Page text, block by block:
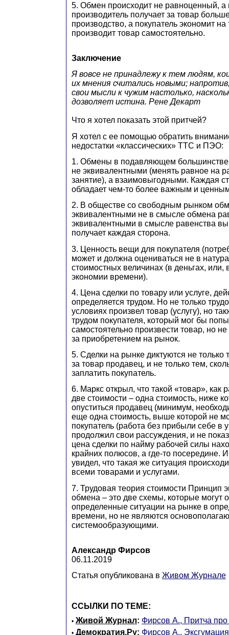
5. Обмен происходит не равноценный,
производитель получает за товар
производство, а покупатель экономит на
производит товар самостоятельно.
Заключение
Я вовсе не принадлежу к тем людям,
их мнения считались новыми;
свои мысли к чужим настолько,
дозволяет истина. Рене Декарт
Что я хотел показать этой притчей?
Я хотел с ее помощью обратить
недостатки «классических» ТТС и ПЭО:
1. Обмены в подавляющем большинстве
не эквивалентными (менять равное на
занятие), а взаимовыгодными. Каждая
обладает чем-то более важным и
2. В обществе со свободным рынком
эквивалентными не в смысле обмена
эквивалентными в смысле равенства
получает каждая сторона.
3. Ценность вещи для покупателя
может и должна оцениваться не в
стоимостных величинах (в деньгах, или,
экономии времени).
4. Цена сделки по товару или услуге,
определяется трудом. Но не только
условиях произвел товар (услугу), но
трудом покупателя, который мог бы
самостоятельно произвести товар, но не
за приобретением на рынок.
5. Сделки на рынке диктуются не только
за товар продавец, и не только тем,
заплатить покупатель.
6. Маркс открыл, что такой «товар», как
две стоимости – одна стоимость, ниже
опуститься продавец (минимум,
еще одна стоимость, выше которой не
покупатель (работа без прибыли себе в
продолжил свои рассуждения, и не
цена сделки по найму рабочей силы
крайних полюсов, а где-то посередине.
увидел, что такая же ситуация
всеми товарами и услугами.
7. Трудовая теория стоимости Принцип
обмена – это две схемы, которые могут
определенные ситуации на рынке в
времени, но не являются
системообразующими.
Александр Фирсов
06.11.2019
Статья опубликована в Живом Журнале
ССЫЛКИ ПО ТЕМЕ:
• Живой Журнал: Фирсов А., Притча
• Демократия.Ру: Фирсов А.,